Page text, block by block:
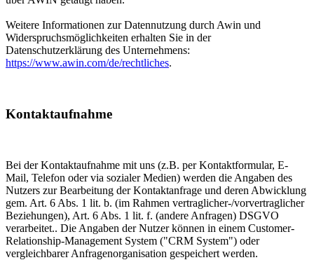
Weitere Informationen zur Datennutzung durch Awin und
Widerspruchsmöglichkeiten erhalten Sie in der
Datenschutzerklärung des Unternehmens:
https://www.awin.com/de/rechtliches.
Kontaktaufnahme
Bei der Kontaktaufnahme mit uns (z.B. per Kontaktformular, E-
Mail, Telefon oder via sozialer Medien) werden die Angaben des
Nutzers zur Bearbeitung der Kontaktanfrage und deren Abwicklung
gem. Art. 6 Abs. 1 lit. b. (im Rahmen vertraglicher-/vorvertraglicher
Beziehungen), Art. 6 Abs. 1 lit. f. (andere Anfragen) DSGVO
verarbeitet.. Die Angaben der Nutzer können in einem Customer-
Relationship-Management System ("CRM System") oder
vergleichbarer Anfragenorganisation gespeichert werden.